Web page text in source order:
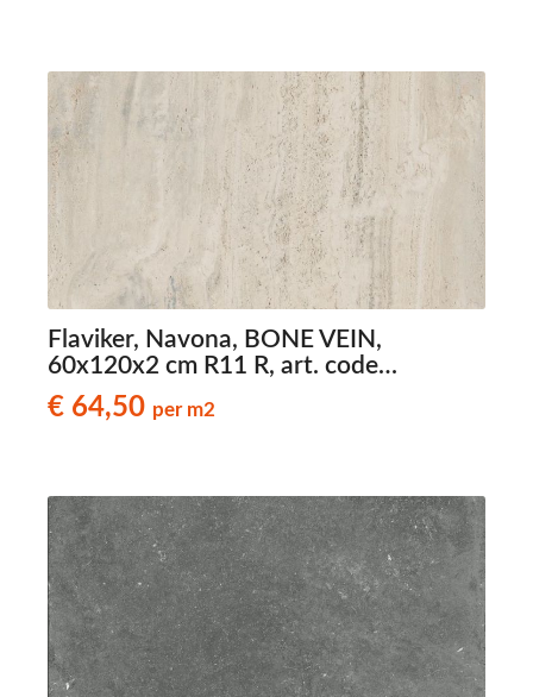
Flaviker, Navona, BONE VEIN,
60x120x2 cm R11 R, art. code
0011594, travertinlook terrastegels
€ 64,50 per m2